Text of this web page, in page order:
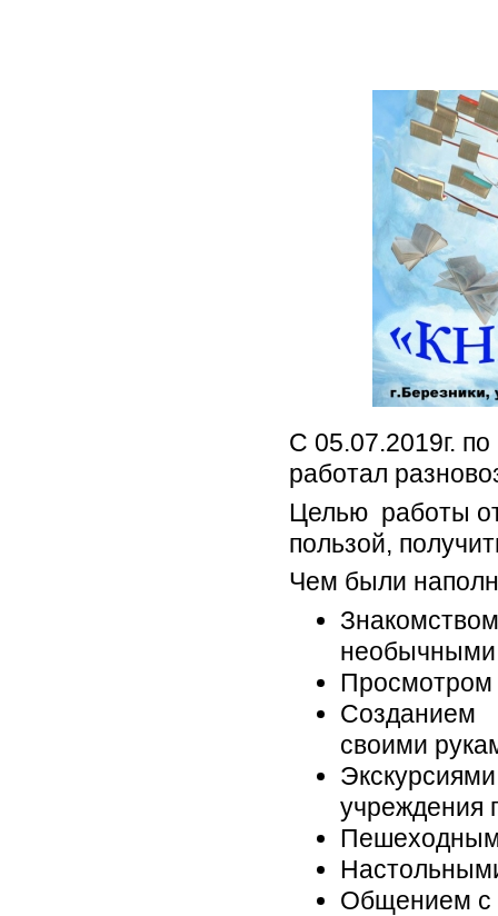
С 05.07.2019г.
работал
Целью работы
пользой,
Чем были
необычными
Просмотром
своими
учреждения
Общением с